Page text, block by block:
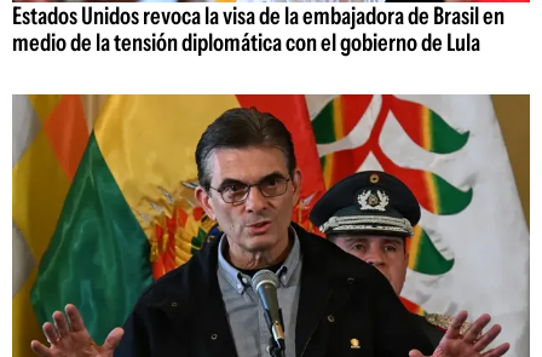
Estados Unidos revoca la visa de la embajadora de Brasil en
medio de la tensión diplomática con el gobierno de Lula